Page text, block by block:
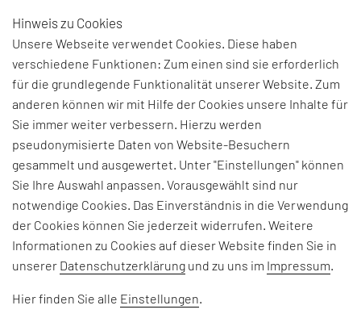
THEMEN & NEWS
Beiträge und Interviews zu aktuellen Fach-, Technologie-
und Branchenherausforderungen, Informationen zu
unseren Beratungsangeboten, Seminaren und Events
sowie Unternehmensthemen:
Hier erfahren Sie, was EFESO bewegt.
Hinweis zu Cookies
Unsere Webseite verwendet Cookies. Diese haben
verschiedene Funktionen: Zum einen sind sie erforderlich
für die grundlegende Funktionalität unserer Website. Zum
anderen können wir mit Hilfe der Cookies unsere Inhalte für
Sie immer weiter verbessern. Hierzu werden
pseudonymisierte Daten von Website-Besuchern
gesammelt und ausgewertet. Unter "Einstellungen" können
Sie Ihre Auswahl anpassen. Vorausgewählt sind nur
notwendige Cookies. Das Einverständnis in die Verwendung
der Cookies können Sie jederzeit widerrufen. Weitere
Informationen zu Cookies auf dieser Website finden Sie in
unserer Datenschutzerklärung und zu uns im Impressum.
Hier finden Sie alle Einstellungen.